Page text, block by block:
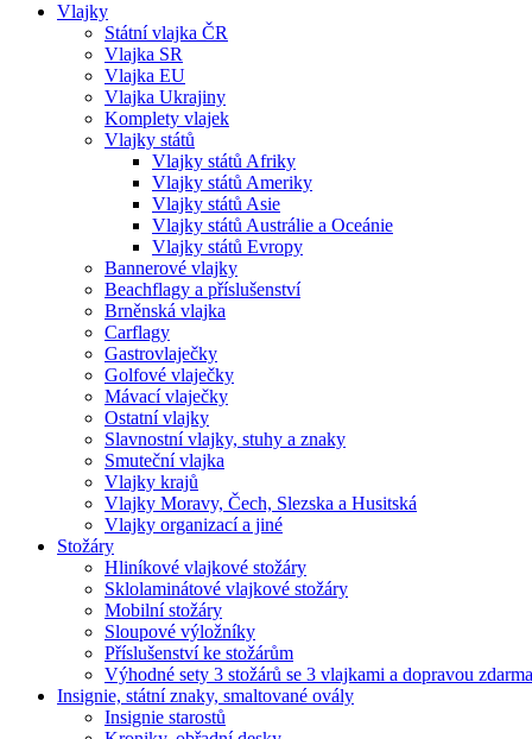
Vlajky
Státní vlajka ČR
Vlajka SR
Vlajka EU
Vlajka Ukrajiny
Komplety vlajek
Vlajky států
Vlajky států Afriky
Vlajky států Ameriky
Vlajky států Asie
Vlajky států Austrálie a Oceánie
Vlajky států Evropy
Bannerové vlajky
Beachflagy a příslušenství
Brněnská vlajka
Carflagy
Gastrovlaječky
Golfové vlaječky
Mávací vlaječky
Ostatní vlajky
Slavnostní vlajky, stuhy a znaky
Smuteční vlajka
Vlajky krajů
Vlajky Moravy, Čech, Slezska a Husitská
Vlajky organizací a jiné
Stožáry
Hliníkové vlajkové stožáry
Sklolaminátové vlajkové stožáry
Mobilní stožáry
Sloupové výložníky
Příslušenství ke stožárům
Výhodné sety 3 stožárů se 3 vlajkami a dopravou zdarma
Insignie, státní znaky, smaltované ovály
Insignie starostů